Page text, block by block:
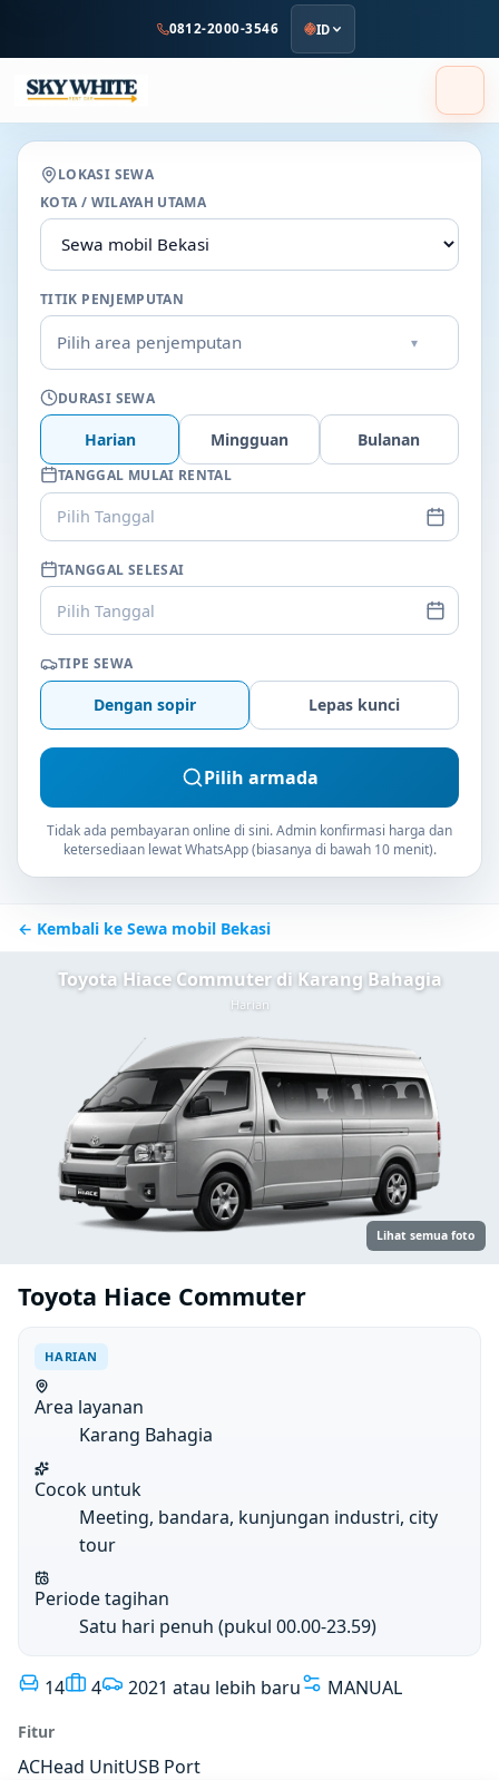
utama
0812-2000-3546 ID
LOKASI SEWA
KOTA / WILAYAH UTAMA
TITIK PENJEMPUTAN
Pilih area penjemputan ▾
DURASI SEWA
Harian Mingguan Bulanan
TANGGAL MULAI RENTAL
Pilih Tanggal
TANGGAL SELESAI
Pilih Tanggal
TIPE SEWA
Dengan sopir Lepas kunci
Pilih armada
Tidak ada pembayaran online di sini. Admin konfirmasi harga dan
ketersediaan lewat WhatsApp (biasanya di bawah 10 menit).
← Kembali ke Sewa mobil Bekasi
Toyota Hiace Commuter di Karang Bahagia
Harian
Lihat semua foto
Toyota Hiace Commuter
HARIAN
Area layanan
Karang Bahagia
Cocok untuk
Meeting, bandara, kunjungan industri, city
tour
Periode tagihan
Satu hari penuh (pukul 00.00-23.59)
14 4 2021 atau lebih baru MANUAL
Fitur
ACHead UnitUSB Port